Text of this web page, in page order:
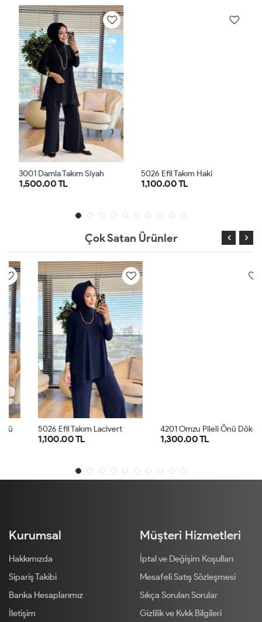
3001 Damla Takım Siyah
1,500.00 TL
5026 Efil Takım Haki
1,100.00 TL
Çok Satan Ürünler
5026 Efil Takım Lacivert
1,100.00 TL 1,300.00 TL
Kurumsal
Hakkımızda
Sipariş Takibi
Banka Hesaplarımız
İletişim
Müşteri Hizmetleri
İptal ve Değişim Koşulları
Mesafeli Satış Sözleşmesi
Sıkça Sorulan Sorular
Gizlilik ve Kvkk Bilgileri